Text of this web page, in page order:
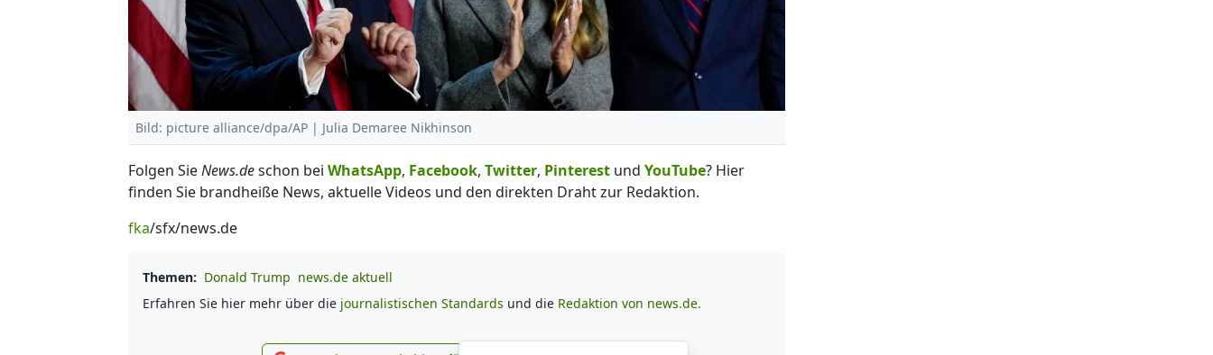
Bild: picture alliance/dpa/AP | Julia Demaree Nikhinson
Folgen SieNews.deschon bei WhatsApp, Facebook, Twitter, Pinterest und YouTube? Hier
finden Sie brandheiße News, aktuelle Videos und den direkten Draht zur Redaktion.
fka/sfx/news.de
Themen: Donald Trump news.de aktuell
Erfahren Sie hier mehr über die journalistischen Standards und die Redaktion von news.de.